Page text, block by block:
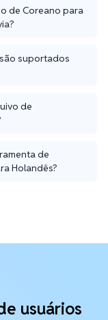
de Coreano para
suportados
de
de
Holandês?
usuários